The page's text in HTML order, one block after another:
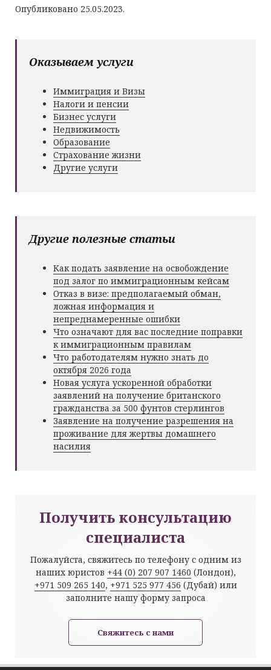
Опубликовано 25.05.2023.
Оказываем услуги
Иммиграция и Визы
Налоги и пенсии
Бизнес услуги
Недвижимость
Образование
Страхование жизни
Другие услуги
Другие полезные статьи
Как подать заявление на освобождение
под залог по иммиграционным кейсам
Отказ в визе: предполагаемый обман,
ложная информация и
непреднамеренные ошибки
Что означают для вас последние поправки
к иммиграционным правилам
Что работодателям нужно знать до
октября 2026 года
Новая услуга ускоренной обработки
заявлений на получение британского
гражданства за 500 фунтов стерлингов
Заявление на получение разрешения на
проживание для жертвы домашнего
насилия
Получить консультацию
специалиста
Пожалуйста, свяжитесь по телефону с одним из
наших юристов +44 (0) 207 907 1460 (Лондон),
+971 509 265 140, +971 525 977 456 (Дубай) или
заполните нашу форму запроса
Свяжитесь с нами